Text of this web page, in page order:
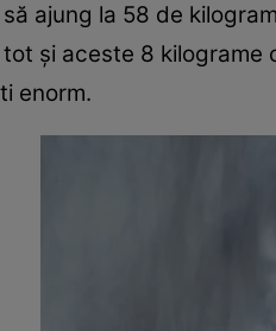
ajung la 58 de
şi aceste 8
enorm.